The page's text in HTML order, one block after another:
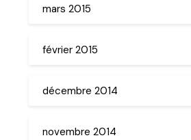
mars 2015
février 2015
décembre 2014
novembre 2014